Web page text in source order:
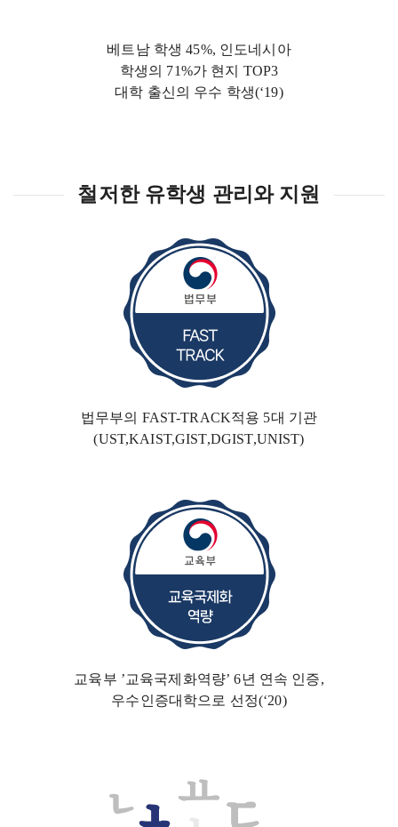
베트남 학생 45%, 인도네시아
학생의 71%가 현지 TOP3
대학 출신의 우수 학생(‘19)
철저한 유학생 관리와 지원
법무부의 FAST-TRACK적용 5대 기관
(UST,KAIST,GIST,DGIST,UNIST)
교육부 ’교육국제화역량’ 6년 연속 인증,
우수인증대학으로 선정(‘20)